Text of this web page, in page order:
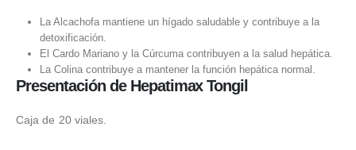
La Alcachofa mantiene un hígado saludable y contribuye a la
detoxificación.
El Cardo Mariano y la Cúrcuma contribuyen a la salud hepática.
La Colina contribuye a mantener la función hepática normal.
Presentación de Hepatimax Tongil
Caja de 20 viales.